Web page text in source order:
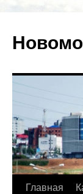
Главная